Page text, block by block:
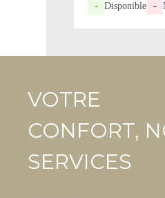
- Disponible -
VOTRE
CONFORT,
SERVICES